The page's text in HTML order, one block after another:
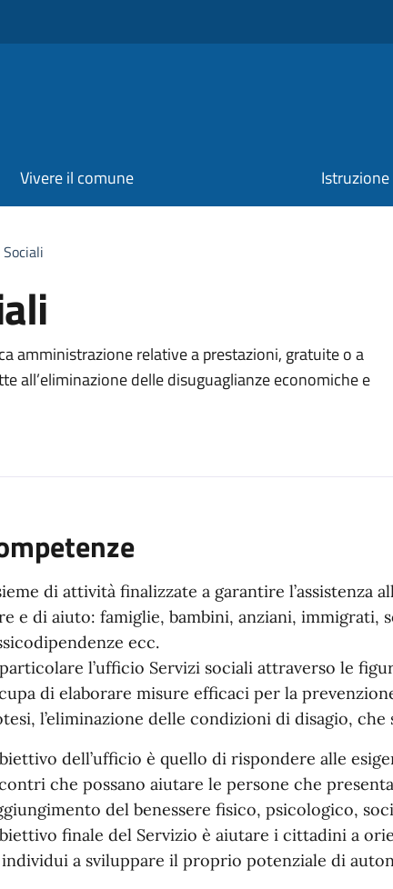
Vivere il comune Istruzione
amministrazione relative a prestazioni, gratuite o a
all’eliminazione delle disuguaglianze economiche e
di attività finalizzate a garantire l’assistenza
e di aiuto: famiglie, bambini, anziani, immigrati,
ecc.
l’ufficio Servizi sociali attraverso le
di elaborare misure efficaci per la
l’eliminazione delle condizioni di disagio,
dell’ufficio è quello di rispondere alle
che possano aiutare le persone che
del benessere fisico, psicologico,
finale del Servizio è aiutare i cittadini a
a sviluppare il proprio potenziale di